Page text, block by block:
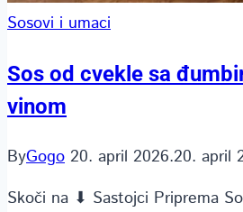
Sosovi i umaci
Sos od cvekle sa
vinom
ByGogo 20. april 2026.20. april
Skoči na ⬇ Sastojci Priprema